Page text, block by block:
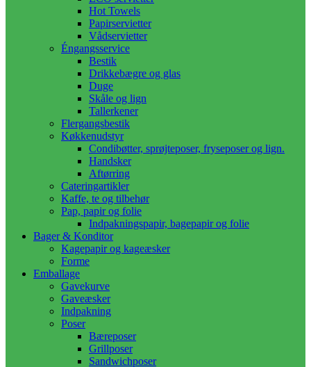
Hot Towels
Papirservietter
Vådservietter
Éngangsservice
Bestik
Drikkebægre og glas
Duge
Skåle og lign
Tallerkener
Flergangsbestik
Køkkenudstyr
Condibøtter, sprøjteposer, fryseposer og lign.
Handsker
Aftørring
Cateringartikler
Kaffe, te og tilbehør
Pap, papir og folie
Indpakningspapir, bagepapir og folie
Bager & Konditor
Kagepapir og kageæsker
Forme
Emballage
Gavekurve
Gaveæsker
Indpakning
Poser
Bæreposer
Grillposer
Sandwichposer